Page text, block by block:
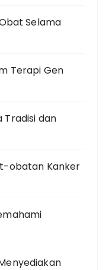
Selama
Terapi Gen
dan
obatan Kanker